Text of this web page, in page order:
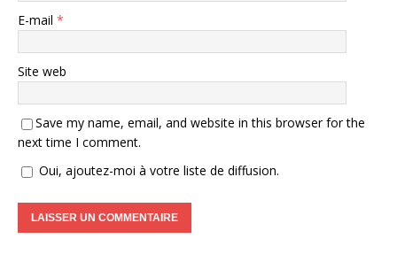
E-mail *
Site web
Save my name, email, and website in this browser for the
next time I comment.
Oui, ajoutez-moi à votre liste de diffusion.